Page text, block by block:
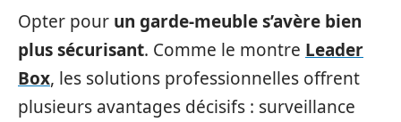
Opter pour un garde-meuble s’avère bien
plus sécurisant. Comme le montre Leader
Box, les solutions professionnelles offrent
plusieurs avantages décisifs : surveillance